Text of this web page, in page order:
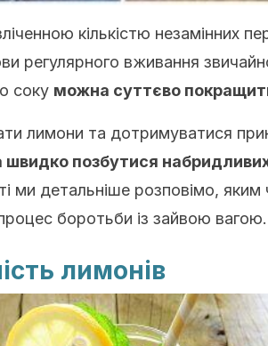
кількістю незамінних
регулярного вживання
соку можна суттєво
лимони та дотримуватися
позбутися
ми детальніше розповімо,
боротьби із зайвою вагою.
лимонів